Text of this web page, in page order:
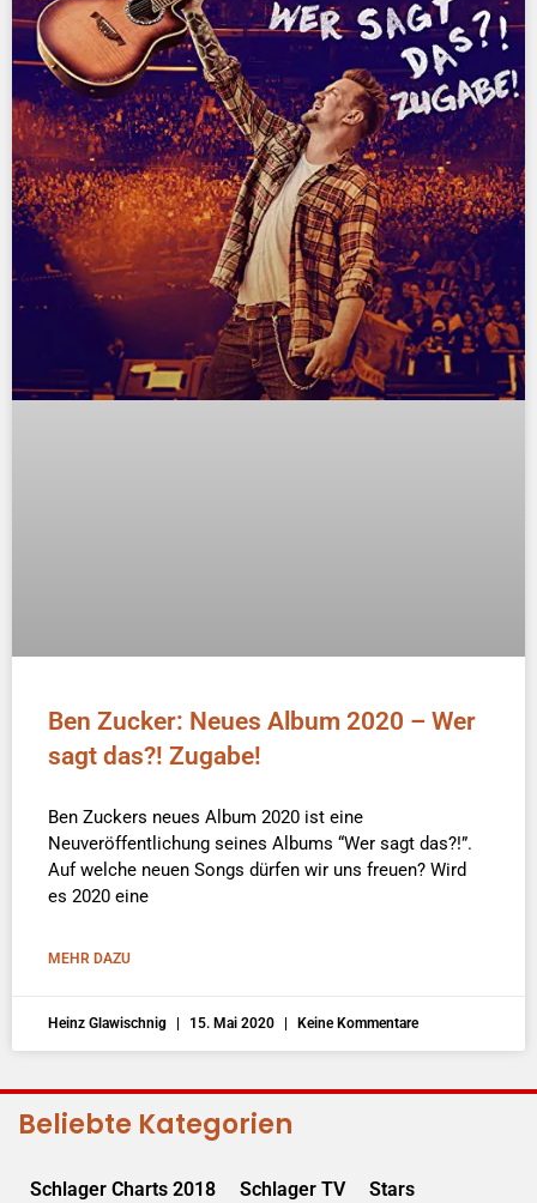
Ben Zucker: Neues Album 2020 – Wer
sagt das?! Zugabe!
Ben Zuckers neues Album 2020 ist eine
Neuveröffentlichung seines Albums “Wer sagt das?!”.
Auf welche neuen Songs dürfen wir uns freuen? Wird
es 2020 eine
MEHR DAZU
Heinz Glawischnig 15. Mai 2020 Keine Kommentare
Beliebte Kategorien
Schlager Charts 2018 Schlager TV Stars